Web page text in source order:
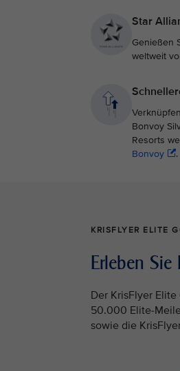
Star
Genießen
weltweit
Bonvoy
Resorts
Bonvoy
.
KRISFLYER ELITE
Erleben
Der KrisFlyer
50.000 Elite-
sowie die